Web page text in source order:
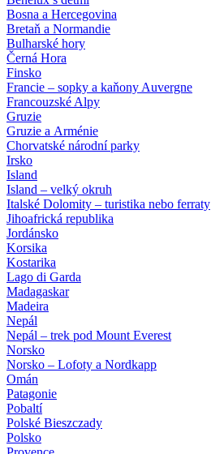
Bosna a Hercegovina
Bretaň a Normandie
Bulharské hory
Černá Hora
Finsko
Francie – sopky a kaňony Auvergne
Francouzské Alpy
Gruzie
Gruzie a Arménie
Chorvatské národní parky
Irsko
Island
Island – velký okruh
Italské Dolomity – turistika nebo ferraty
Jihoafrická republika
Jordánsko
Korsika
Kostarika
Lago di Garda
Madagaskar
Madeira
Nepál
Nepál – trek pod Mount Everest
Norsko
Norsko – Lofoty a Nordkapp
Omán
Patagonie
Pobaltí
Polské Bieszczady
Polsko